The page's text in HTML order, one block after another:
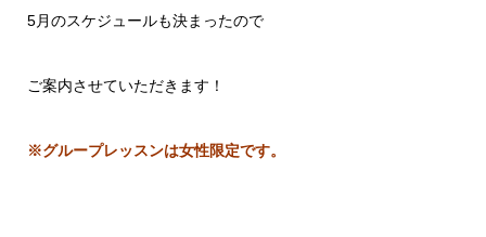
5月のスケジュールも決まったので
ご案内させていただきます！
※グループレッスンは女性限定です。